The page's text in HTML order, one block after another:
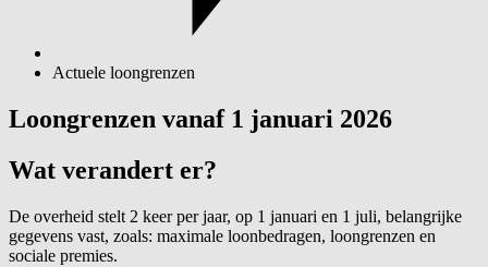
Actuele loongrenzen
Loongrenzen vanaf 1 januari 2026
Wat verandert er?
De overheid stelt 2 keer per jaar, op 1 januari en 1 juli, belangrijke
gegevens vast, zoals: maximale loonbedragen, loongrenzen en
sociale premies.